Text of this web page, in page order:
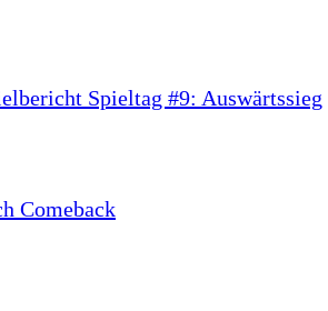
Spieltag #9: Auswärtssieg
Comeback